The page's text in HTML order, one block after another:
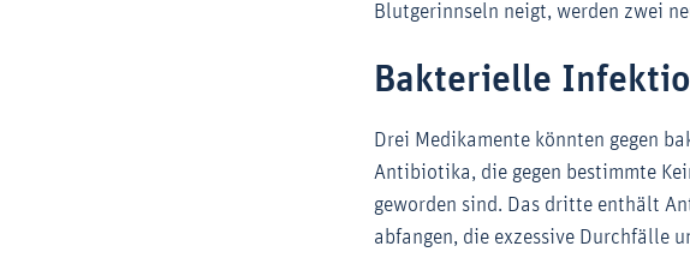
Blutgerinnseln neigt, werden zwei
Bakterielle
Drei Medikamente könnten gegen
Antibiotika, die gegen bestimmte
geworden sind. Das dritte enthält
abfangen, die exzessive Durchfälle